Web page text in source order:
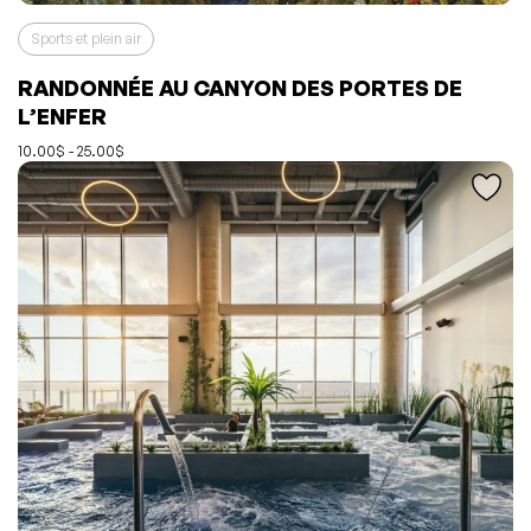
Sports et plein air
RANDONNÉE AU CANYON DES PORTES DE
L’ENFER
10.00$ - 25.00$
L'événement a été ajouté à vos favoris
Événement retiré de vos favoris